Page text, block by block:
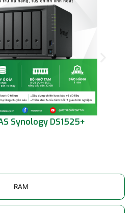
RAM
Synology DS1525+